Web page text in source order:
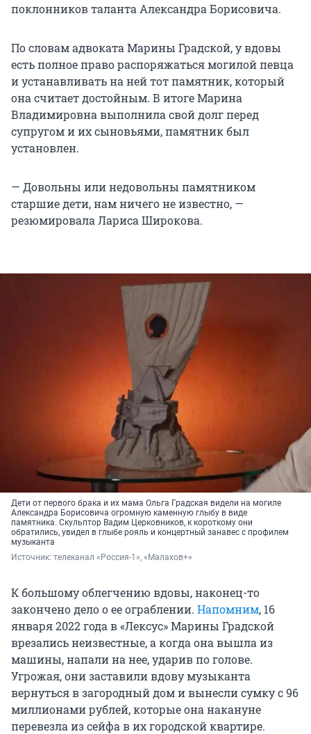
поклонников таланта Александра Борисовича.
По словам адвоката Марины Градской, у вдовы
есть полное право распоряжаться могилой певца
и устанавливать на ней тот памятник, который
она считает достойным. В итоге Марина
Владимировна выполнила свой долг перед
супругом и их сыновьями, памятник был
установлен.
— Довольны или недовольны памятником
старшие дети, нам ничего не известно, —
резюмировала Лариса Широкова.
Дети от первого брака и их мама Ольга Градская видели на могиле
Александра Борисовича огромную каменную глыбу в виде
памятника. Скульптор Вадим Церковников, к короткому они
обратились, увидел в глыбе рояль и концертный занавес с профилем
музыканта
Источник: телеканал «Россия-1», «Малахов+»
К большому облегчению вдовы, наконец-то
закончено дело о ее ограблении. Напомним, 16
января 2022 года в «Лексус» Марины Градской
врезались неизвестные, а когда она вышла из
машины, напали на нее, ударив по голове.
Угрожая, они заставили вдову музыканта
вернуться в загородный дом и вынесли сумку с 96
миллионами рублей, которые она накануне
перевезла из сейфа в их городской квартире.